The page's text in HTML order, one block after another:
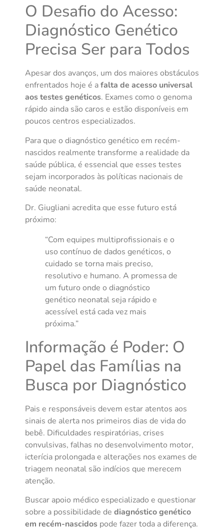
O Desafio do Acesso:
Diagnóstico Genético
Precisa Ser para Todos
Apesar dos avanços, um dos maiores obstáculos
enfrentados hoje é afalta de acesso universal
aos testes genéticos. Exames como o genoma
rápido ainda são caros e estão disponíveis em
poucos centros especializados.
Para que o diagnóstico genético em recém-
nascidos realmente transforme a realidade da
saúde pública, é essencial que esses testes
sejam incorporados às políticas nacionais de
saúde neonatal.
Dr. Giugliani acredita que esse futuro está
próximo:
“Com equipes multiprofissionais e o
uso contínuo de dados genéticos, o
cuidado se torna mais preciso,
resolutivo e humano. A promessa de
um futuro onde o diagnóstico
genético neonatal seja rápido e
acessível está cada vez mais
próxima.”
Informação é Poder: O
Papel das Famílias na
Busca por Diagnóstico
Pais e responsáveis devem estar atentos aos
sinais de alerta nos primeiros dias de vida do
bebê. Dificuldades respiratórias, crises
convulsivas, falhas no desenvolvimento motor,
icterícia prolongada e alterações nos exames de
triagem neonatal são indícios que merecem
atenção.
Buscar apoio médico especializado e questionar
sobre a possibilidade de diagnóstico genético
em recém-nascidos pode fazer toda a diferença.